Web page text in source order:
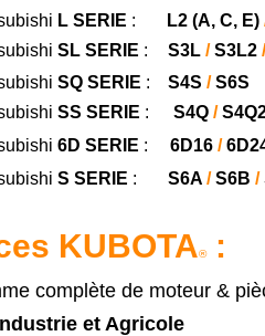
L SERIE : L2 (A, C, E)
SL SERIE : S3L /S3L2 /
SQ SERIE : S4S /S6S
SS SERIE : S4Q /
6D SERIE : 6D16 /
S SERIE : S6A /S6B /
complète de moteur &
et Agricole
KUBOTA®: